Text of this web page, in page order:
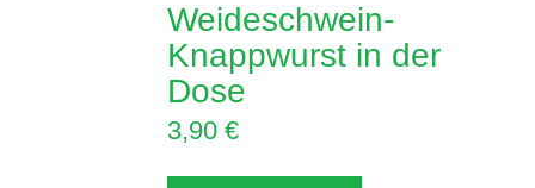
Weideschwein-
Knappwurst in der
Dose
3,90 €